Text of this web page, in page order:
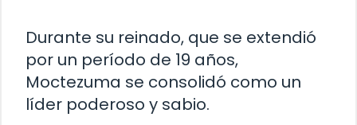
Durante su reinado, que se extendió
por un período de 19 años,
Moctezuma se consolidó como un
líder poderoso y sabio.